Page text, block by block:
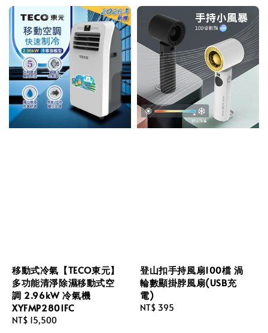
移動式冷氣【TECO東元】
多功能清淨除濕移動式空
調 2.96kW 冷氣機
XYFMP2801FC
Regular
NT$ 15,500
登山扣手持風扇100檔 渦
輪數顯掛脖風扇(USB充
電)
Regular
NT$ 395